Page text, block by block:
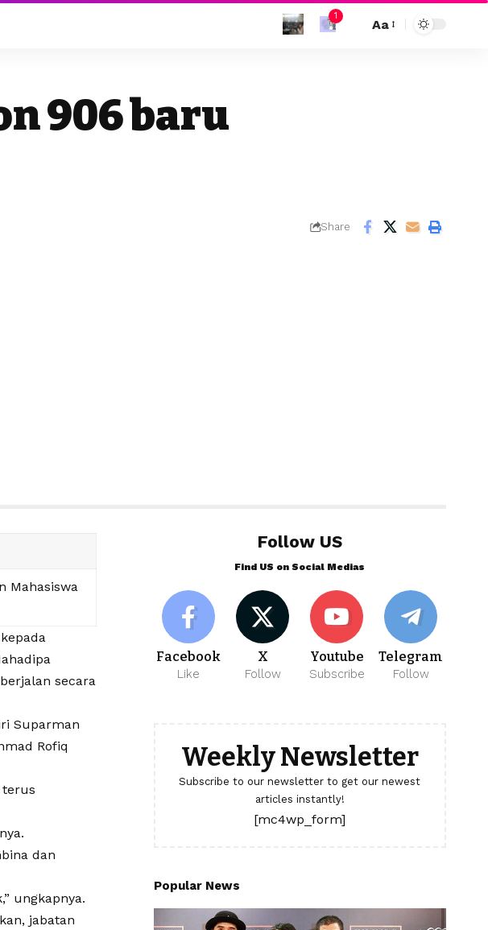
1
Aa
906 baru
Share
Mahasiswa
secara
Suparman
Rofiq
terus
dan
ungkapnya.
jabatan
Follow US
Find US on Social Medias
Facebook
Like
X
Follow
Youtube
Subscribe
Telegram
Follow
Weekly Newsletter
Subscribe to our newsletter to get our newest
articles instantly!
[mc4wp_form]
Popular News